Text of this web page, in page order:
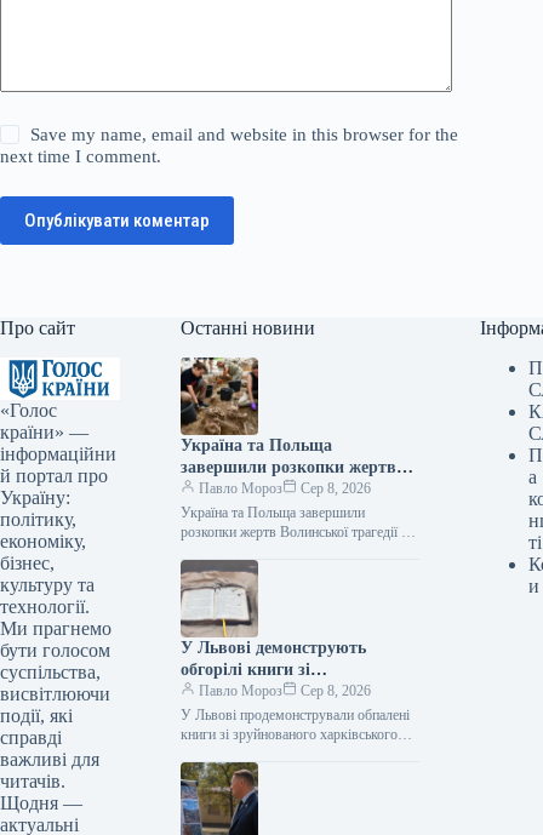
Save my name, email and website in this browser for the
next time I comment.
Опублікувати коментар
Про сайт
«Голос
країни» —
інформаційни
й портал про
Україну:
політику,
економіку,
бізнес,
культуру та
технології.
Ми прагнемо
бути голосом
суспільства,
висвітлюючи
події, які
справді
важливі для
читачів.
Щодня —
актуальні
Останні новини
Україна та Польща
завершили розкопки жертв
Волинської трагедії у двох
волинських селах.
Павло Мороз
Сер 8, 2026
Україна та Польща завершили
розкопки жертв Волинської трагедії у
x.com/ipngovpl/ Підпишіться на нас у
Google…
У Львові демонструють
обгорілі книги зі
зруйнованого харківського
складу
Павло Мороз
Сер 8, 2026
У Львові продемонстрували обпалені
книги зі зруйнованого харківського
Підпишіться на нас в Google додати
зараз Українські видавничі…
а
ті
и